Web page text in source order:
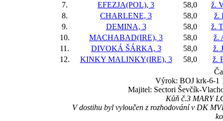
7.
EFEZJA(POL), 3 58,0
ž.
8.
CHARLENE, 3 58,0
ž.
9.
DEMINA, 3 58,0
ž.
10.
MACHABAD(IRE), 3 58,0
ž.
11.
DIVOKÁ ŠÁRKA, 3 58,0
ž.
12.
KINKY MALINKY(IRE), 3 58,0
ž.
Výrok: BOJ krk-6-1
Majitel: Sectori Ševčík-
Kůň č.3 MARY
V dostihu byl vyloučen z rozhodování v DK